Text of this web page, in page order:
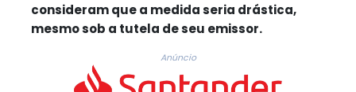
consideram que a medida seria drástica,
mesmo sob a tutela de seu emissor.
Anúncio